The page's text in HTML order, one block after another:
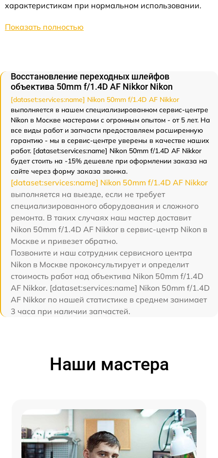
характеристикам при нормальном использовании.
Показать полностью
Восстановление переходных шлейфов
объектива 50mm f/1.4D AF Nikkor Nikon
[dataset:services:name] Nikon 50mm f/1.4D AF Nikkor
выполняется в нашем специализированном сервис-центре
Nikon в Москве мастерами с огромным опытом - от 5 лет. На
все виды работ и запчасти предоставляем расширенную
гарантию - мы в сервис-центре уверены в качестве наших
работ. [dataset:services:name] Nikon 50mm f/1.4D AF Nikkor
будет стоить на -15% дешевле при оформлении заказа на
сайте через форму заказа звонка.
[dataset:services:name] Nikon 50mm f/1.4D AF Nikkor
выполняется на выезде, если не требует
специализированного оборудования и сложного
ремонта. В таких случаях наш мастер доставит
Nikon 50mm f/1.4D AF Nikkor в сервис-центр Nikon в
Москве и привезет обратно.
Позвоните и наш сотрудник сервисного центра
Nikon в Москве проконсультирует и определит
стоимость работ над объектива Nikon 50mm f/1.4D
AF Nikkor. [dataset:services:name] Nikon 50mm f/1.4D
AF Nikkor по нашей статистике в среднем занимает
3 часа при наличии запчастей.
Наши мастера